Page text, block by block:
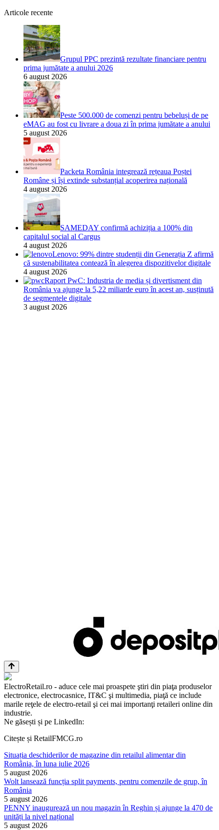
Articole recente
Grupul PPC prezintă rezultate financiare pentru
prima jumătate a anului 2026
6 august 2026
Peste 500.000 de comenzi pentru bebeluși de pe
eMAG au fost cu livrare a doua zi în prima jumătate a anului
5 august 2026
Packeta România integrează rețeaua Poștei
Române și își extinde substanțial acoperirea națională
4 august 2026
SAMEDAY confirmă achiziția a 100% din
capitalul social al Cargus
4 august 2026
Lenovo: 99% dintre studenții din Generația Z afirmă
că sustenabilitatea contează în alegerea dispozitivelor digitale
4 august 2026
Raport PwC: Industria de media și divertisment din
România va ajunge la 5,22 miliarde euro în acest an, susținută
de segmentele digitale
3 august 2026
ElectroRetail.ro - aduce cele mai proaspete ştiri din piaţa produselor
electronice, electrocasnice, IT&C şi multimedia, piaţă ce include
marile reţele de electro-retail şi cei mai importanţi retaileri online din
industrie.
Ne găsești și pe LinkedIn:
Citește și RetailFMCG.ro
Situația deschiderilor de magazine din retailul alimentar din
România, în luna iulie 2026
5 august 2026
Wolt lansează funcția split payments, pentru comenzile de grup, în
România
5 august 2026
PENNY inaugurează un nou magazin în Reghin și ajunge la 470 de
unități la nivel național
5 august 2026